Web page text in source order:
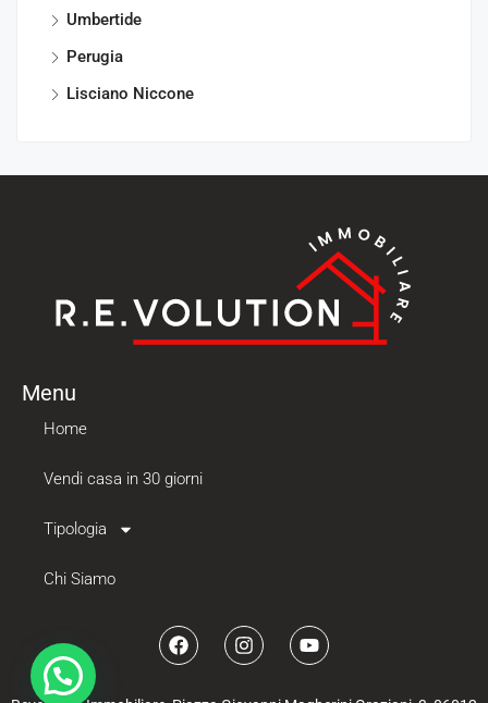
Umbertide
Perugia
Lisciano Niccone
Menu
Home
Vendi casa in 30 giorni
Tipologia
Chi Siamo